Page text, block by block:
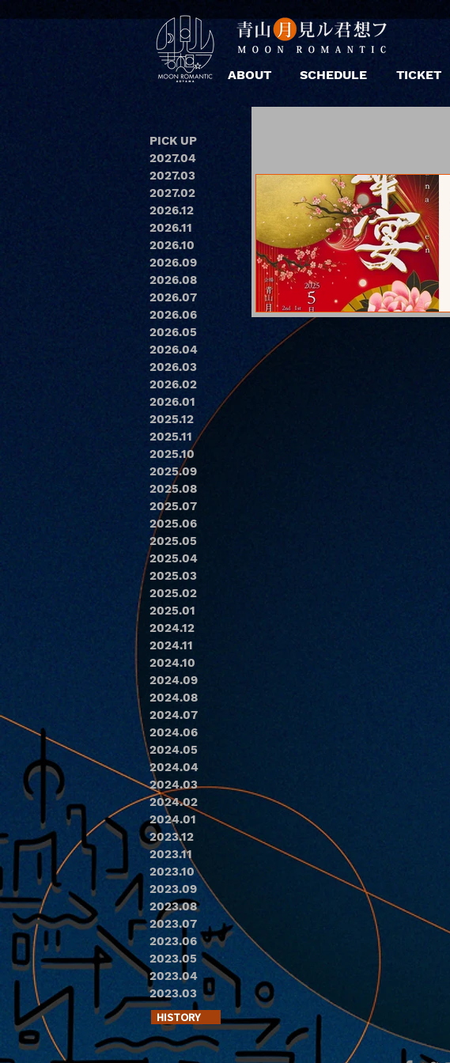
ABOUT SCHEDULE TICKET
PICK UP
2027.04
2027.03
2027.02
2026.12
2026.11
2026.10
2026.09
2026.08
2026.07
2026.06
2026.05
2026.04
2026.03
2026.02
2026.01
2025.12
2025.11
2025.10
2025.09
2025.08
2025.07
2025.06
2025.05
2025.04
2025.03
2025.02
2025.01
2024.12
2024.11
2024.10
2024.09
2024.08
2024.07
2024.06
2024.05
2024.04
2024.03
2024.02
2024.01
2023.12
2023.11
2023.10
2023.09
2023.08
2023.07
2023.06
2023.05
2023.04
2023.03
HISTORY